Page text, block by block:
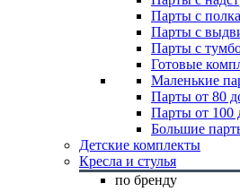
Парты с
Парты с
Парты с
Готовые
Маленькие
Парты от 80
Парты от 100
Большие
Детские комплекты
Кресла и стулья
по бренду